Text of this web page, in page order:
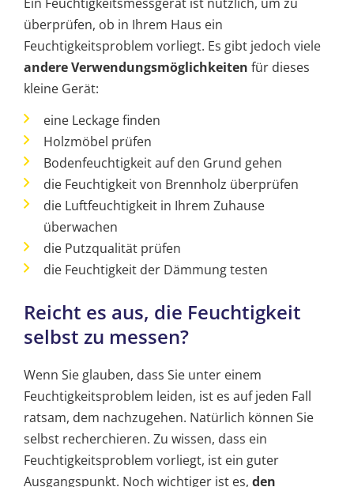
überprüfen, ob in Ihrem Haus ein
Feuchtigkeitsproblem vorliegt. Es gibt jedoch viele
andere Verwendungsmöglichkeiten für dieses
kleine Gerät:
eine Leckage finden
Holzmöbel prüfen
Bodenfeuchtigkeit auf den Grund gehen
die Feuchtigkeit von Brennholz überprüfen
die Luftfeuchtigkeit in Ihrem Zuhause
überwachen
die Putzqualität prüfen
die Feuchtigkeit der Dämmung testen
Reicht es aus, die Feuchtigkeit
selbst zu messen?
Wenn Sie glauben, dass Sie unter einem
Feuchtigkeitsproblem leiden, ist es auf jeden Fall
ratsam, dem nachzugehen. Natürlich können Sie
selbst recherchieren. Zu wissen, dass ein
Feuchtigkeitsproblem vorliegt, ist ein guter
Ausgangspunkt. Noch wichtiger ist es, den